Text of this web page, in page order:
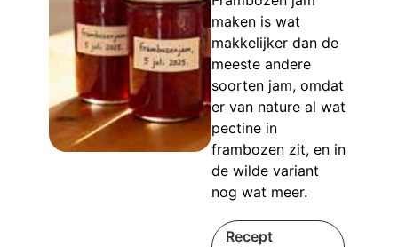
maken is wat
makkelijker dan de
meeste andere
soorten jam, omdat
er van nature al wat
pectine in
frambozen zit, en in
de wilde variant
nog wat meer.
Recept